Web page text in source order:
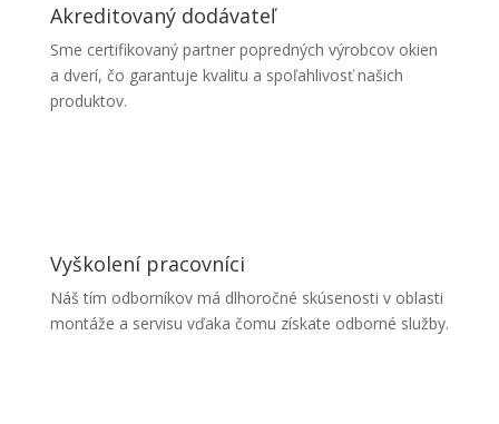
Akreditovaný dodávateľ
Sme certifikovaný partner popredných výrobcov okien
a dverí, čo garantuje kvalitu a spoľahlivosť našich
produktov.
Vyškolení pracovníci
Náš tím odborníkov má dlhoročné skúsenosti v oblasti
montáže a servisu vďaka čomu získate odborné služby.